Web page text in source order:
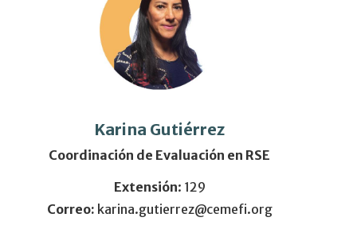
Karina Gutiérrez
Coordinación de Evaluación en RSE
Extensión: 129
Correo: karina.gutierrez@cemefi.org